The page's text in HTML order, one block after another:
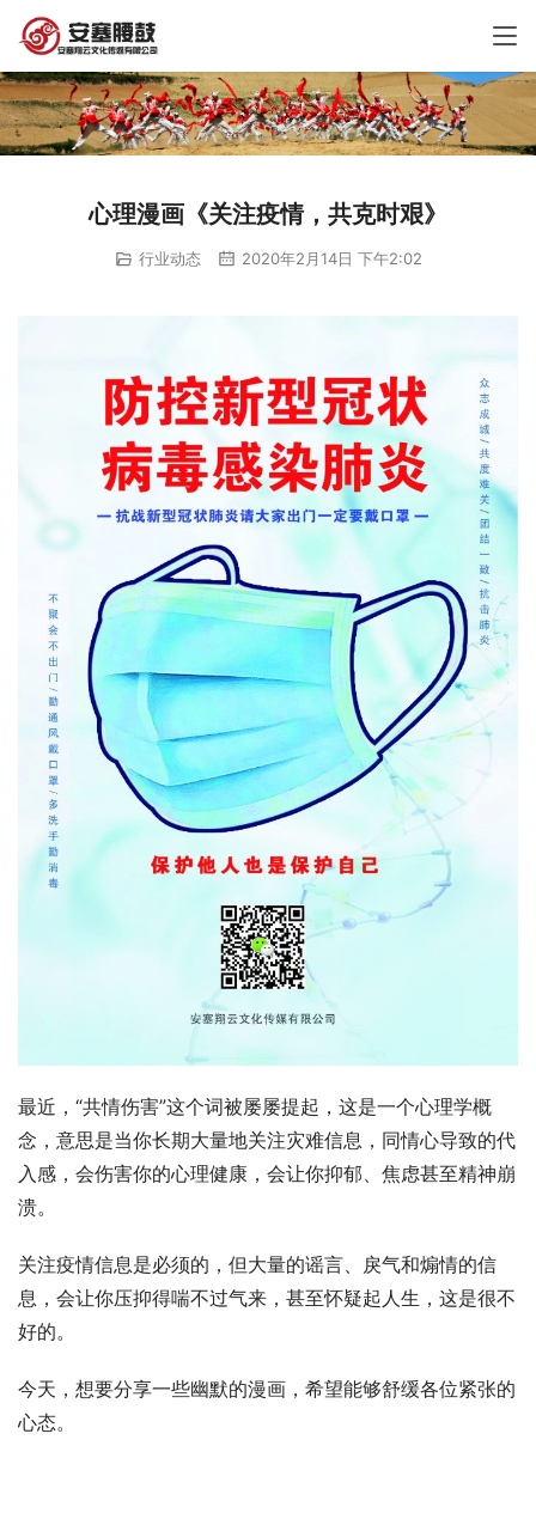
心理漫画《关注疫情，共克时艰》
行业动态 2020年2月14日 下午2:02
最近，“共情伤害”这个词被屡屡提起，这是一个心理学概
念，意思是当你长期大量地关注灾难信息，同情心导致的代
入感，会伤害你的心理健康，会让你抑郁、焦虑甚至精神崩
溃。
关注疫情信息是必须的，但大量的谣言、戾气和煽情的信
息，会让你压抑得喘不过气来，甚至怀疑起人生，这是很不
好的。
今天，想要分享一些幽默的漫画，希望能够舒缓各位紧张的
心态。